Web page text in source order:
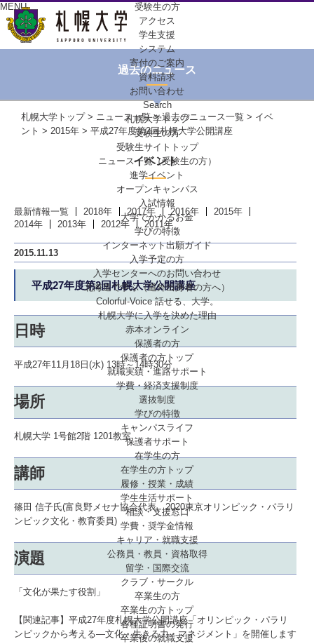
MENU
受験生の方
アクセス
学生支援
システム
寄付のご案内
資料請求
お問い合わせ
Search
札幌大学トップ
受験生の方
受験生サイトトップ
ニュース一覧（受験生の方）
進学イベント
オープンキャンパス
入試情報
大学でかかるお金
学びの特徴
インターネット出願ガイド
入学予定の方
入学センターへのお問い合わせ
北海道で学ぶ（道外出身者の方へ）
Colorful-Voice話せる、大学。
札幌大学に入学を決めた理由
赤本オンライン
保護者の方
保護者の方トップ
就職実績・進路サポート
学費・経済支援制度
選抜制度
学びの特徴
キャンパスライフ
保護者サポート
在学生の方
在学生の方トップ
履修・授業・成績
学生生活サポート
相談・支援窓口
学費・奨学金情報
キャリア・就職支援
公務員・教員・資格取得
留学・国際交流
クラブ・サークル
卒業生の方
卒業生の方トップ
各種証明書の発行
卒業後の就職支援
過去のニュース
札幌大学トップ> ニュース一覧>過去のニュース一覧 > イベ
ント > 2015年 > 平成27年度第2回札幌大学公開講座
イベント
最新情報一覧 2018年 2017年 2016年
2015年
2014年
2013年 2012年 2011年
2015.11.13
平成27年度第2回札幌大学公開講座
日時
平成27年11月18日(水) 13時～14時30分
場所
札幌大学 1号館2階 1201教室
講師
篠田 信子氏(富良野メセナ協会代表、2020東京オリンピック・パラリ
ンピック文化・教育委員)
演題
「文化が果たす役割」
【関連記事】 平成27年度札幌大学公開講座「オリンピック・パラリ
ンピックから考える―文化・生きる力・マネジメント」を開催します